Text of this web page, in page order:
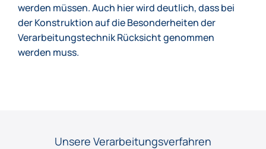
werden müssen. Auch hier wird deutlich, dass bei
der Konstruktion auf die Besonderheiten der
Verarbeitungstechnik Rücksicht genommen
werden muss.
Unsere Verarbeitungsverfahren